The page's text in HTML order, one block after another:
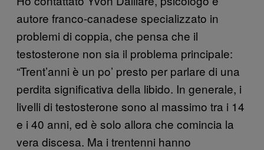
autore franco-canadese specializzato in
problemi di coppia, che pensa che il
testosterone non sia il problema principale:
“Trent’anni è un po’ presto per parlare di una
perdita significativa della libido. In generale, i
livelli di testosterone sono al massimo tra i 14
e i 40 anni, ed è solo allora che comincia la
vera discesa. Ma i trentenni hanno